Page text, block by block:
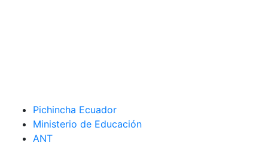
Pichincha Ecuador
Ministerio de Educación
ANT